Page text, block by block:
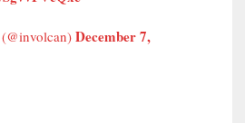
December 7,